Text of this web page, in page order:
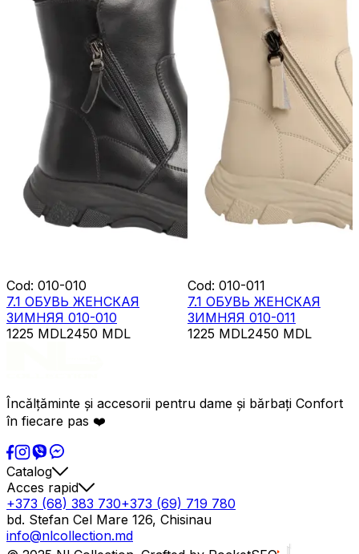
Cod: 010-010
7.1 ОБУВЬ ЖЕНСКАЯ
ЗИМНЯЯ 010-010
1225 MDL2450 MDL
Cod: 010-011
7.1 ОБУВЬ ЖЕНСКАЯ
ЗИМНЯЯ 010-011
1225 MDL2450 MDL
Încălțăminte și accesorii pentru dame și bărbați Confort
în fiecare pas ❤️
Catalog
Acces rapid
+373 (68) 383 730+373 (69) 719 780
bd. Stefan Cel Mare 126, Chisinau
info@nlcollection.md